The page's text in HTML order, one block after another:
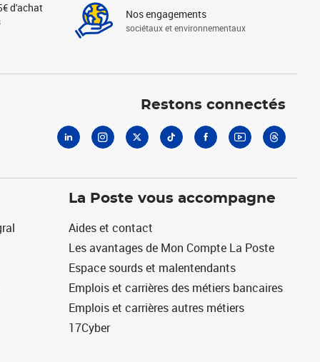
d'achat Nos engagements
sociétaux et environnementaux
Restons connectés
La Poste vous accompagne
Aides et contact
Les avantages de Mon Compte La Poste
Espace sourds et malentendants
Emplois et carrières des métiers bancaires
Emplois et carrières autres métiers
17Cyber